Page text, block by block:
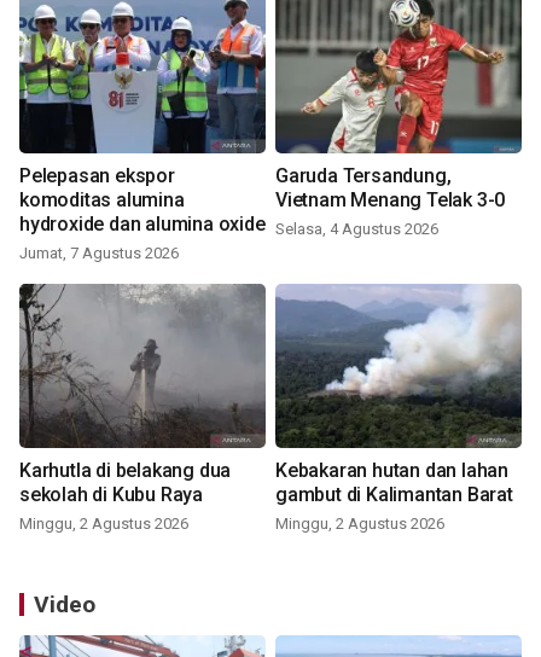
Pelepasan ekspor
komoditas alumina
hydroxide dan alumina oxide
Jumat, 7 Agustus 2026
Garuda Tersandung,
Vietnam Menang Telak 3-0
Selasa, 4 Agustus 2026
Karhutla di belakang dua
sekolah di Kubu Raya
Minggu, 2 Agustus 2026
Kebakaran hutan dan lahan
gambut di Kalimantan Barat
Minggu, 2 Agustus 2026
Video